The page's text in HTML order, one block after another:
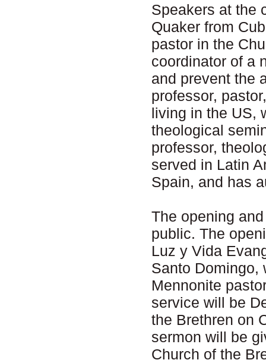
Speakers at the
Quaker from
pastor in the
coordinator of a
and prevent the
professor,
living in the US,
theological
professor,
served in Latin
Spain, and has
The opening
public. The
Luz y Vida
Santo Domingo,
Mennonite
service will be
the Brethren on
sermon will be
Church of the